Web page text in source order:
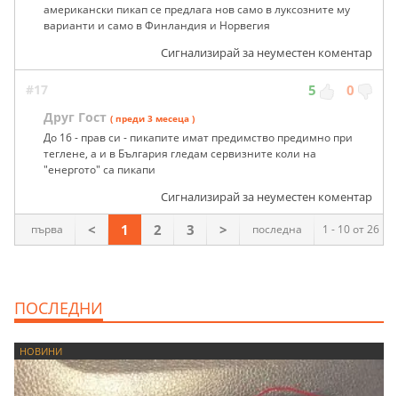
американски пикап се предлага нов само в луксозните му
варианти и само в Финландия и Норвегия
Сигнализирай за неуместен коментар
#17 5 0
Друг Гост ( преди 3 месеца )
До 16 - прав си - пикапите имат предимство предимно при
теглене, а и в България гледам сервизните коли на
"енергото" са пикапи
Сигнализирай за неуместен коментар
1 - 10 от 26
първа < 1 2 3 > последна
ПОСЛЕДНИ
НОВИНИ